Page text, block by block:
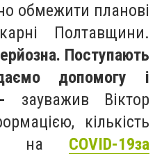
обмежити планові
Полтавщини.
Поступають
допомогу і
зауважив Віктор
кількість
на COVID-19за